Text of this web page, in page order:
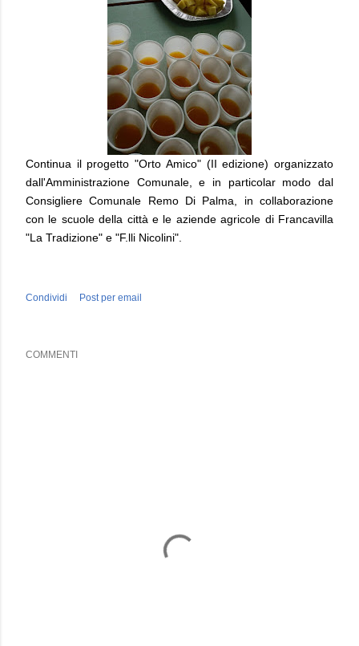
Continua il progetto "Orto Amico" (II edizione) organizzato
dall'Amministrazione Comunale, e in particolar modo dal
Consigliere Comunale Remo Di Palma, in collaborazione
con le scuole della città e le aziende agricole di Francavilla
"La Tradizione" e "F.lli Nicolini".
Condividi Post per email
COMMENTI